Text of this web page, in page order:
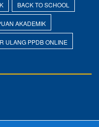
BACK TO SCHOOL
AKADEMIK
ULANG PPDB ONLINE